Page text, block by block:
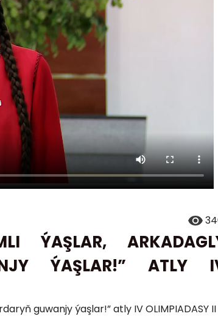
ÝAŞLAR,
ÝAŞLAR!” ATLY
guwanjy ýaşlar!” atly IV OLIMPIADASY II